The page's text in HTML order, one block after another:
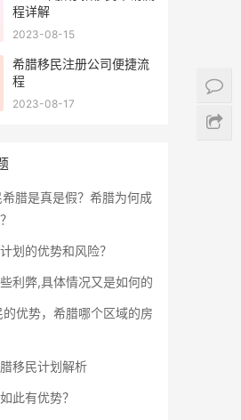
程详解
2023-08-15
希腊移民注册公司便捷流
程
2023-08-17
腊是真是假？希腊为何成
划的优势和风险？
利弊,具体情况又是如何的
优势，希腊哪个区域的房
移民计划解析
此有优势？